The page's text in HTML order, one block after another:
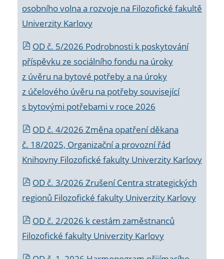
osobního volna a rozvoje na Filozofické fakultě
Univerzity Karlovy
OD č. 5/2026 Podrobnosti k poskytování
příspěvku ze sociálního fondu na úroky
z úvěru na bytové potřeby a na úroky
z účelového úvěru na potřeby související
s bytovými potřebami v roce 2026
OD č. 4/2026 Změna opatření děkana
č. 18/2025, Organizační a provozní řád
Knihovny Filozofické fakulty Univerzity Karlovy
OD č. 3/2026 Zrušení Centra strategických
regionů Filozofické fakulty Univerzity Karlovy
OD č. 2/2026 k cestám zaměstnanců
Filozofické fakulty Univerzity Karlovy